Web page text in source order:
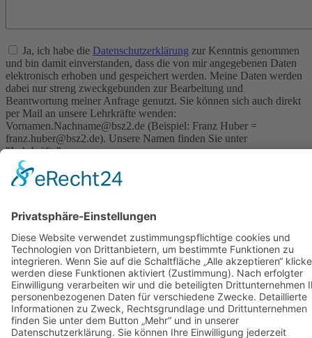
Ja, ich habe die Datenschutzerklärung zur Kenntnis genommen
und bin damit einverstanden, dass die von mir angegebenen Daten
elektronisch erhoben und gespeichert werden. Meine Daten werden
dabei nur streng zweckgebunden zur Bearbeitung und
Beantwortung meiner Anfrage genutzt. Sie können sich auch direkt
per Mail an unsere Lehrkräfte wenden:
Vornamen.Nachname@bsz2.de (Beispiel: Franz Huber =
franz.huber@bsz2.de). Unsere Namen finden Sie unter
"Lehrkräfte".
* Pflichtfelder
Quicklinks
Speisekarte
Lehrkräfte
WebUntis-Hilfe